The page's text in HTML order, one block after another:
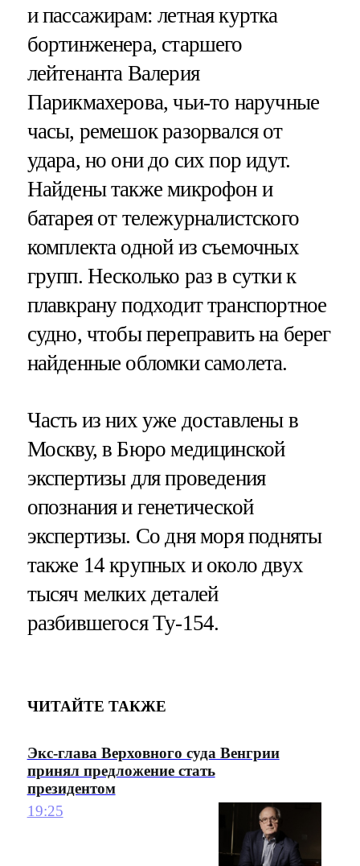
и пассажирам: летная куртка
бортинженера, старшего
лейтенанта Валерия
Парикмахерова, чьи-то наручные
часы, ремешок разорвался от
удара, но они до сих пор идут.
Найдены также микрофон и
батарея от тележурналистского
комплекта одной из съемочных
групп. Несколько раз в сутки к
плавкрану подходит транспортное
судно, чтобы переправить на берег
найденные обломки самолета.
Часть из них уже доставлены в
Москву, в Бюро медицинской
экспертизы для проведения
опознания и генетической
экспертизы. Со дня моря подняты
также 14 крупных и около двух
тысяч мелких деталей
разбившегося Ту-154.
ЧИТАЙТЕ ТАКЖЕ
Экс-глава Верховного суда Венгрии
принял предложение стать
президентом
19:25